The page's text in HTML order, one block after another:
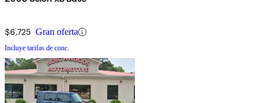
$6,725 Gran oferta
Incluye tarifas de conc.